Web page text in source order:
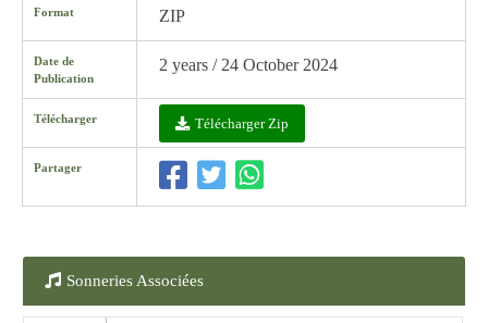
Format ZIP
Date de
Publication
2 years / 24 October 2024
Télécharger Télécharger Zip
Partager
Sonneries Associées